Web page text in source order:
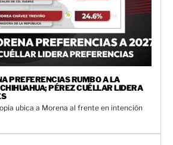
PREFERENCIAS RUMBO A LA
PÉREZ CUÉLLAR LIDERA
ubica a Morena al frente en intención